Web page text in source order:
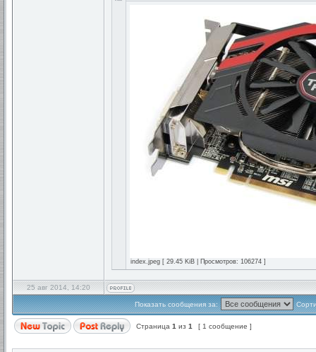
index.jpeg [ 29.45 KiB | Просмотров: 106274 ]
25 авг 2014, 14:20
Показать сообщения за:
Страница 1 из 1 [ 1 сообщение ]